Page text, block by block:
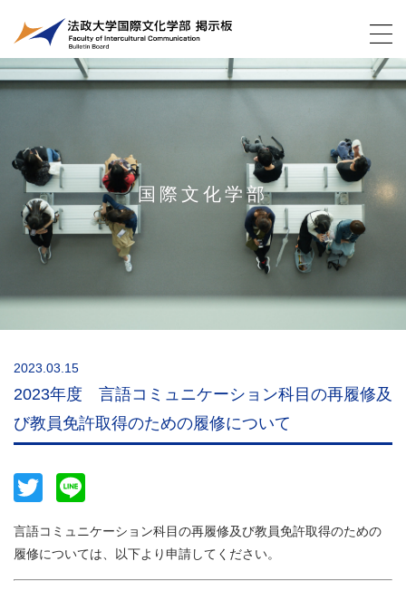
国際文化学部
2023.03.15
2023年度 言語コミュニケーション科目の再履修及
び教員免許取得のための履修について
Twitter
言語コミュニケーション科目の再履修及び教員免許取得のための
履修については、以下より申請してください。